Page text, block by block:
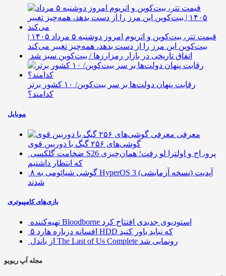
قیمت تتر، بیت‌کوین و اتریوم امروز دوشنبه ۵ مرداد ۱۴۰۵ |
بیت‌کوین این مرز را از دست بدهد، همه‌چیز تغییر می‌کند
اتفاق تاریخی در بازار رمزارزها / بیت‌کوین سبز شد
رقابت پنهان دولت‌ها بر سر بیت‌کوین/ ۱۰ کشور برتر
کدامند؟
موبایل
معرفی
گوشی‌های ۲۵۶ گیگ با دوربین قوی
ضخامت گلکسی S26 پرو، اج و اولترا لو رفت؛ همان‌چیزی
که انتظار داشتیم
۸ گوشی شیائومی به HyperOS 3 (نسخه آزمایشی) آپدیت
شدند
بازی‌های کامپیوتری
تهیه‌کننده Bloodborne استودیوی جدیدی افتتاح کرد
۵ افسانه درباره هارد HDD که نباید باور کنید
از باندل The Last of Us Complete رونمایی شد
مجله اَپ ریویو